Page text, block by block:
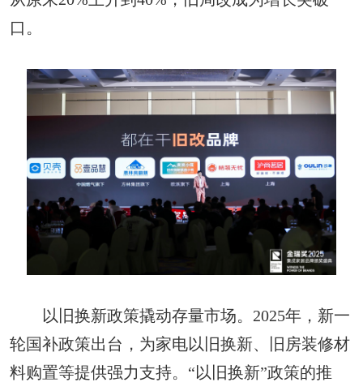
口。
以旧换新政策撬动存量市场。2025年，新一
轮国补政策出台，为家电以旧换新、旧房装修材
料购置等提供强力支持。“以旧换新”政策的推